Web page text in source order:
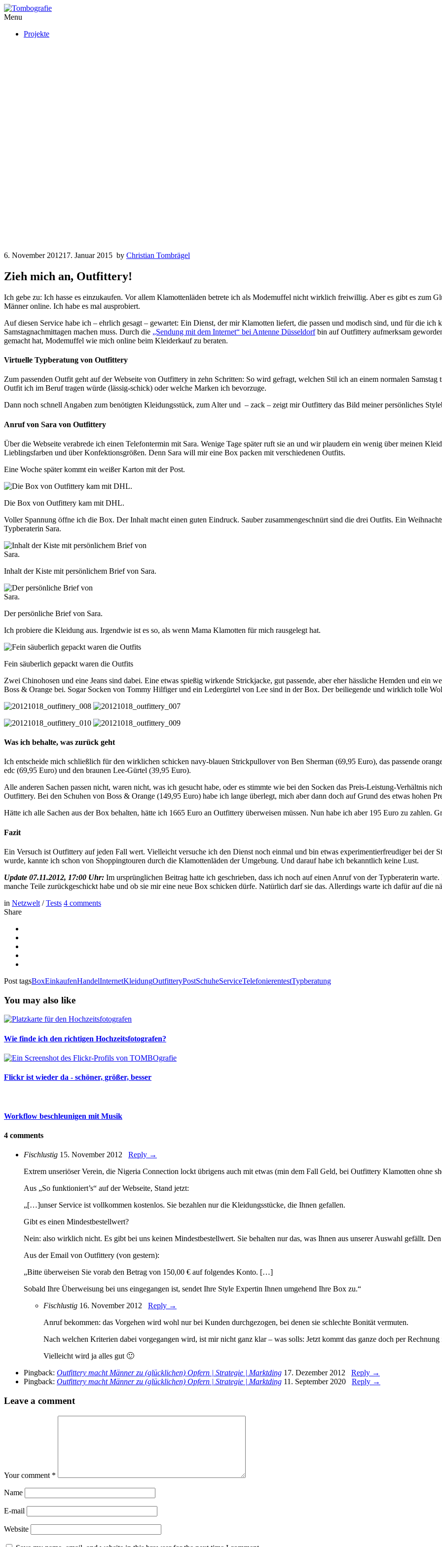
Menu
Projekte
6. November 201217. Januar 2015 by Christian Tombrägel
Zieh mich an, Outfittery!
Ich gebe zu: Ich hasse es einzukaufen. Vor allem Klamottenläden betrete ich als Modemuffel nicht wirklich freiwillig. Aber es gibt es zum
Männer online. Ich habe es mal ausprobiert.
Auf diesen Service habe ich – ehrlich gesagt – gewartet: Ein Dienst, der mir Klamotten liefert, die passen und modisch sind, und für die ich
Samstagnachmittagen machen muss. Durch die „Sendung mit dem Internet“ bei Antenne Düsseldorfbin auf Outfittery aufmerksam
gemacht hat, Modemuffel wie mich online beim Kleiderkauf zu beraten.
Virtuelle Typberatung von Outfittery
Zum passenden Outfit geht auf der Webseite von Outfittery in zehn Schritten: So wird gefragt, welchen Stil ich an einem normalen
Outfit ich im Beruf tragen würde (lässig-schick) oder welche Marken ich bevorzuge.
Dann noch schnell Angaben zum benötigten Kleidungsstück, zum Alter und – zack – zeigt mir Outfittery das Bild meiner persönliches
Anruf von Sara von Outfittery
Über die Webseite verabrede ich einen Telefontermin mit Sara. Wenige Tage später ruft sie an und wir plaudern ein wenig über meinen
Lieblingsfarben und über Konfektionsgrößen. Denn Sara will mir eine Box packen mit verschiedenen Outfits.
Eine Woche später kommt ein weißer Karton mit der Post.
Die Box von Outfittery kam mit DHL.
Voller Spannung öffne ich die Box. Der Inhalt macht einen guten Eindruck. Sauber zusammengeschnürt sind die drei Outfits. Ein
Typberaterin Sara.
Inhalt der Kiste mit persönlichem Brief von Sara.
Der persönliche Brief von Sara.
Ich probiere die Kleidung aus. Irgendwie ist es so, als wenn Mama Klamotten für mich rausgelegt hat.
Fein säuberlich gepackt waren die Outfits
Zwei Chinohosen und eine Jeans sind dabei. Eine etwas spießig wirkende Strickjacke, gut passende, aber eher hässliche Hemden und ein
Boss & Orange bei. Sogar Socken von Tommy Hilfiger und ein Ledergürtel von Lee sind in der Box. Der beiliegende und wirklich tolle
Was ich behalte, was zurück geht
Ich entscheide mich schließlich für den wirklichen schicken navy-blauen Strickpullover von Ben Sherman (69,95 Euro), das passende
edc (69,95 Euro) und den braunen Lee-Gürtel (39,95 Euro).
Alle anderen Sachen passen nicht, waren nicht, was ich gesucht habe, oder es stimmte wie bei den Socken das Preis-Leistung-Verhältnis
Outfittery. Bei den Schuhen von Boss & Orange (149,95 Euro) habe ich lange überlegt, mich aber dann doch auf Grund des etwas hohen
Hätte ich alle Sachen aus der Box behalten, hätte ich 1665 Euro an Outfittery überweisen müssen. Nun habe ich aber 195 Euro zu zahlen.
Fazit
Ein Versuch ist Outfittery auf jeden Fall wert. Vielleicht versuche ich den Dienst noch einmal und bin etwas experimentierfreudiger bei der
wurde, kannte ich schon von Shoppingtouren durch die Klamottenläden der Umgebung. Und darauf habe ich bekanntlich keine Lust.
Update 07.11.2012, 17:00 Uhr: Im ursprünglichen Beitrag hatte ich geschrieben, dass ich noch auf einen Anruf von der Typberaterin
manche Teile zurückgeschickt habe und ob sie mir eine neue Box schicken dürfe. Natürlich darf sie das. Allerdings warte ich dafür auf die
in Netzwelt /Tests 4 comments
Share
Post tagsBoxEinkaufenHandelInternetKleidungOutfitteryPostSchuheServiceTelefonierentestTypberatung
You may also like
Wie finde ich den richtigen Hochzeitsfotografen?
Flickr ist wieder da - schöner, größer, besser
Workflow beschleunigen mit Musik
4 comments
Fischlustig 15. November 2012 Reply →
Extrem unseriöser Verein, die Nigeria Connection lockt übrigens auch mit etwas (min dem Fall Geld, bei Outfittery Klamotten ohne
Aus „So funktioniert’s“ auf der Webseite, Stand jetzt:
„[…]unser Service ist vollkommen kostenlos. Sie bezahlen nur die Kleidungsstücke, die Ihnen gefallen.
Gibt es einen Mindestbestellwert?
Nein: also wirklich nicht. Es gibt bei uns keinen Mindestbestellwert. Sie behalten nur das, was Ihnen aus unserer Auswahl gefällt.
Aus der Email von Outfittery (von gestern):
„Bitte überweisen Sie vorab den Betrag von 150,00 € auf folgendes Konto. […]
Sobald Ihre Überweisung bei uns eingegangen ist, sendet Ihre Style Expertin Ihnen umgehend Ihre Box zu.“
Fischlustig 16. November 2012 Reply →
Anruf bekommen: das Vorgehen wird wohl nur bei Kunden durchgezogen, bei denen sie schlechte Bonität vermuten.
Nach welchen Kriterien dabei vorgegangen wird, ist mir nicht ganz klar – was solls: Jetzt kommt das ganze doch per Rechnung
Vielleicht wird ja alles gut 🙂
Pingback: Outfittery macht Männer zu (glücklichen) Opfern | Strategie | Marktding 17. Dezember 2012 Reply →
Pingback: Outfittery macht Männer zu (glücklichen) Opfern | Strategie | Marktding 11. September 2020 Reply →
Leave a comment
Your comment *
Name
E-mail
Website